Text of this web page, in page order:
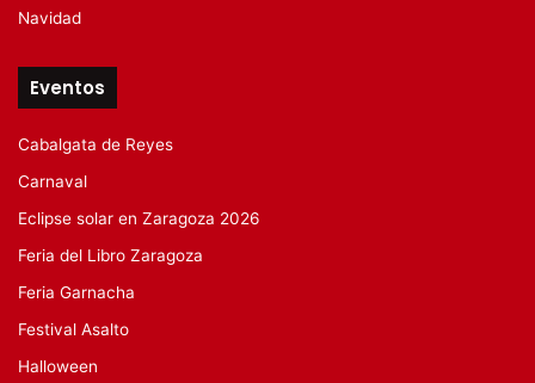
Navidad
Eventos
Cabalgata de Reyes
Carnaval
Eclipse solar en Zaragoza 2026
Feria del Libro Zaragoza
Feria Garnacha
Festival Asalto
Halloween